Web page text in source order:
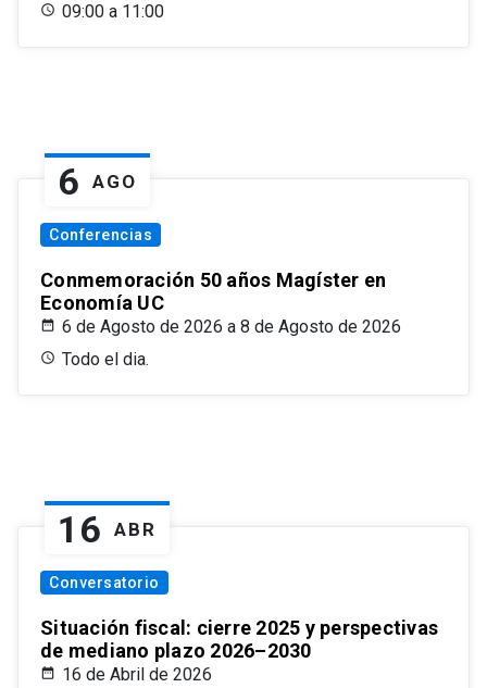
09:00 a 11:00
6 AGO
Conferencias
Conmemoración 50 años Magíster en
Economía UC
6 de Agosto de 2026 a 8 de Agosto de 2026
Todo el dia.
16 ABR
Conversatorio
Situación fiscal: cierre 2025 y perspectivas
de mediano plazo 2026–2030
16 de Abril de 2026